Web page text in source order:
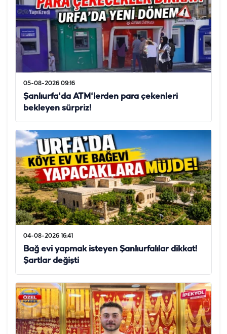
05-08-2026 09:16
Şanlıurfa'da ATM'lerden para çekenleri
bekleyen sürpriz!
04-08-2026 16:41
Bağ evi yapmak isteyen Şanlıurfalılar dikkat!
Şartlar değişti